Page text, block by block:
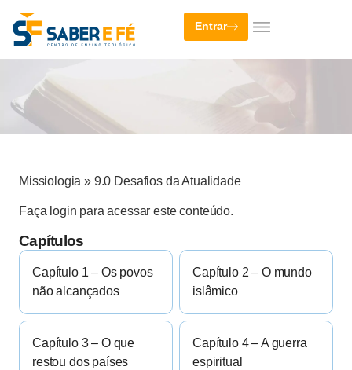
Entrar
Missiologia » 9.0 Desafios da Atualidade
Faça login para acessar este conteúdo.
Capítulos
Capítulo 1 – Os povos
não alcançados
Capítulo 2 – O mundo
islâmico
Capítulo 3 – O que
restou dos países
Capítulo 4 – A guerra
espiritual